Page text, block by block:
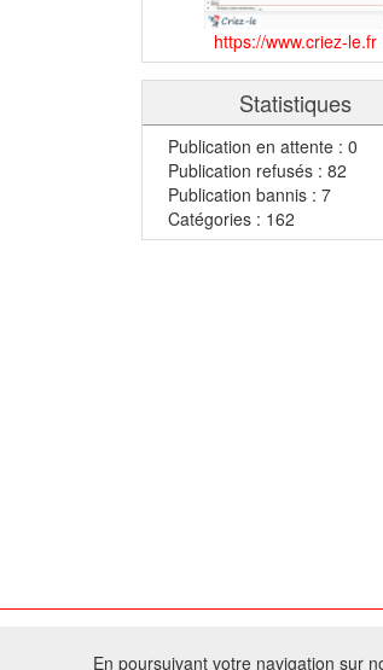
https://www.criez-le.fr
Statistiques
Publication en attente : 0
Publication refusés : 82
Publication bannis : 7
Catégories : 162
En poursuivant votre navigation sur